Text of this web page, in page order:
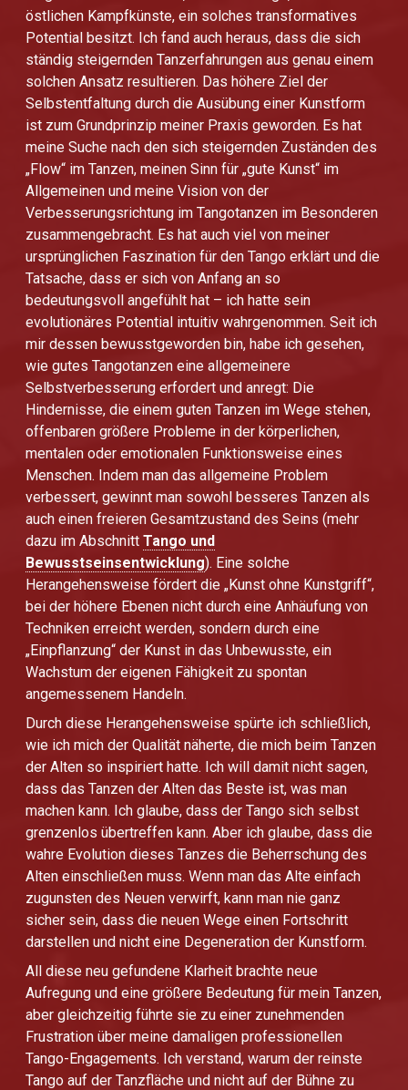
östlichen Kampfkünste, ein solches transformatives
Potential besitzt. Ich fand auch heraus, dass die sich
ständig steigernden Tanzerfahrungen aus genau einem
solchen Ansatz resultieren. Das höhere Ziel der
Selbstentfaltung durch die Ausübung einer Kunstform
ist zum Grundprinzip meiner Praxis geworden. Es hat
meine Suche nach den sich steigernden Zuständen des
„Flow“ im Tanzen, meinen Sinn für „gute Kunst“ im
Allgemeinen und meine Vision von der
Verbesserungsrichtung im Tangotanzen im Besonderen
zusammengebracht. Es hat auch viel von meiner
ursprünglichen Faszination für den Tango erklärt und die
Tatsache, dass er sich von Anfang an so
bedeutungsvoll angefühlt hat – ich hatte sein
evolutionäres Potential intuitiv wahrgenommen. Seit ich
mir dessen bewusstgeworden bin, habe ich gesehen,
wie gutes Tangotanzen eine allgemeinere
Selbstverbesserung erfordert und anregt: Die
Hindernisse, die einem guten Tanzen im Wege stehen,
offenbaren größere Probleme in der körperlichen,
mentalen oder emotionalen Funktionsweise eines
Menschen. Indem man das allgemeine Problem
verbessert, gewinnt man sowohl besseres Tanzen als
auch einen freieren Gesamtzustand des Seins (mehr
dazu im AbschnittTango und
Bewusstseinsentwicklung). Eine solche
Herangehensweise fördert die „Kunst ohne Kunstgriff“,
bei der höhere Ebenen nicht durch eine Anhäufung von
Techniken erreicht werden, sondern durch eine
„Einpflanzung“ der Kunst in das Unbewusste, ein
Wachstum der eigenen Fähigkeit zu spontan
angemessenem Handeln.
Durch diese Herangehensweise spürte ich schließlich,
wie ich mich der Qualität näherte, die mich beim Tanzen
der Alten so inspiriert hatte. Ich will damit nicht sagen,
dass das Tanzen der Alten das Beste ist, was man
machen kann. Ich glaube, dass der Tango sich selbst
grenzenlos übertreffen kann. Aber ich glaube, dass die
wahre Evolution dieses Tanzes die Beherrschung des
Alten einschließen muss. Wenn man das Alte einfach
zugunsten des Neuen verwirft, kann man nie ganz
sicher sein, dass die neuen Wege einen Fortschritt
darstellen und nicht eine Degeneration der Kunstform.
All diese neu gefundene Klarheit brachte neue
Aufregung und eine größere Bedeutung für mein Tanzen,
aber gleichzeitig führte sie zu einer zunehmenden
Frustration über meine damaligen professionellen
Tango-Engagements. Ich verstand, warum der reinste
Tango auf der Tanzfläche und nicht auf der Bühne zu